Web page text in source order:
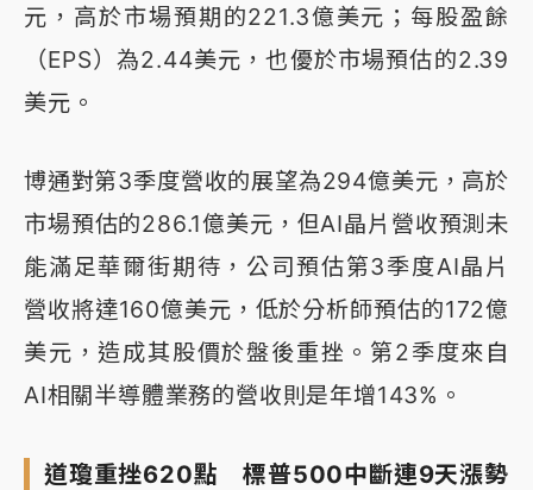
元，高於市場預期的221.3億美元；每股盈餘
（EPS）為2.44美元，也優於市場預估的2.39
美元。
博通對第3季度營收的展望為294億美元，高於
市場預估的286.1億美元，但AI晶片營收預測未
能滿足華爾街期待，公司預估第3季度AI晶片
營收將達160億美元，低於分析師預估的172億
美元，造成其股價於盤後重挫。第2季度來自
AI相關半導體業務的營收則是年增143%。
道瓊重挫620點 標普500中斷連9天漲勢